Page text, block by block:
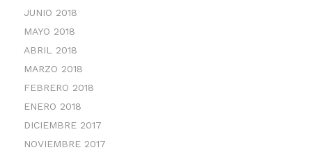
JUNIO 2018
MAYO 2018
ABRIL 2018
MARZO 2018
FEBRERO 2018
ENERO 2018
DICIEMBRE 2017
NOVIEMBRE 2017